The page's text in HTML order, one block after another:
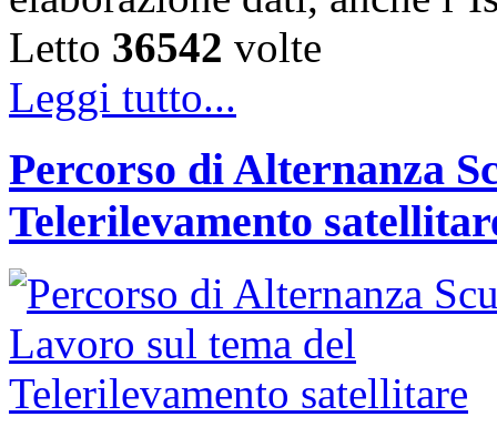
Letto 36542 volte
Leggi tutto...
Percorso di Alternanza
Telerilevamento